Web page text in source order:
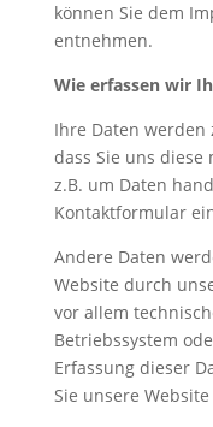
können Sie dem
entnehmen.
Wie erfassen wir
Ihre Daten
dass Sie uns
z.B. um Daten
Kontaktformular
Andere Daten
Website durch
vor allem
Betriebssystem
Erfassung dieser
Sie unsere